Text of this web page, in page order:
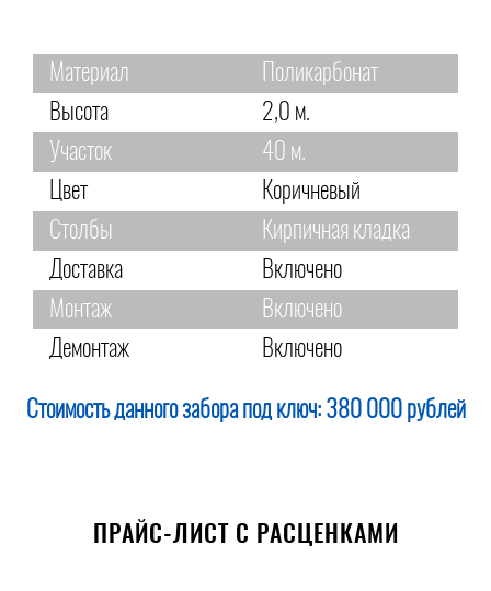
Материал
Поликарбонат
Высота
2,0 м.
Участок
40 м.
Цвет
Коричневый
Столбы
Кирпичная кладка
Доставка
Включено
Монтаж
Включено
Демонтаж
Включено
Стоимость данного забора под ключ: 380 000 рублей
ПРАЙС-ЛИСТ С РАСЦЕНКАМИ